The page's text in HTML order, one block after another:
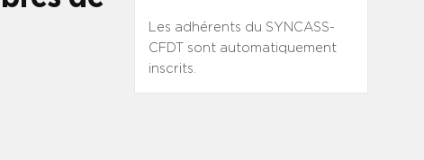
Les adhérents du SYNCASS-
CFDT sont automatiquement
inscrits.